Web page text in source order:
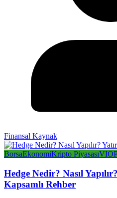
Finansal Kaynak
BorsaEkonomiKripto Piyasası
Hedge Nedir? Nasıl
Kapsamlı Rehber